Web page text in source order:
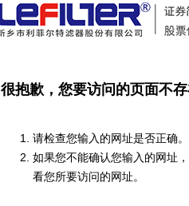
很抱歉，您要访问的页面不存
请检查您输入的网址是否正确。
如果您不能确认您输入的网址
看您所要访问的网址。